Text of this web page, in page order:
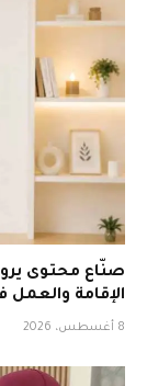
صنّاع محتوى
الإقامة والعمل
8 أغسطس، 2026